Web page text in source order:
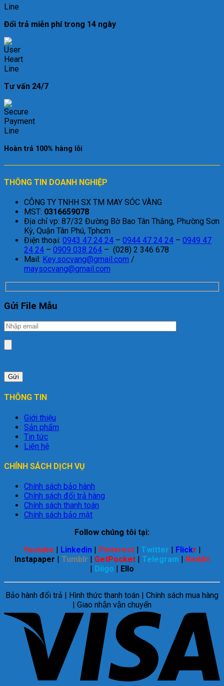
Đổi trả miễn phí trong 14 ngày
Tư vấn 24/7
Hoàn trả 100% hàng lỗi
THÔNG TIN DOANH NGHIỆP
CÔNG TY TNHH SX TM MAY SÓC VÀNG
MST: 0316659078
Địa chỉ vp: 87/32 Đường Bờ Bao Tân Thắng, Phường Sơn
Kỳ, Quận Tân Phú, Tphcm
Điện thoại: 0943 47 24 24 – 0944 47 24 24 – 0949 47
24 24 – 0909 038 264 – (028) 2 346 678
Mail: Key.socvang@gmail.com /
maysocvang@gmail.com
Gửi File Mẫu
THÔNG TIN
Giới thiệu
Sản phẩm
Tin tức
Liên hệ
CHÍNH SÁCH DỊCH VỤ
Chính sách bảo hành
Chính sách đổi trả hàng
Chính sách thanh toán
Chính sách bảo mật
Follow chúng tôi tại:
Youtube
Linkedin Pinterest Twitter Flickr
Instapaper
Tumblr GetPocket Telegram
Reddit
Diigo Ello
Bảo hành đổi trả | Hình thức thanh toán | Chính sách mua hàng
| Giao nhận vận chuyển